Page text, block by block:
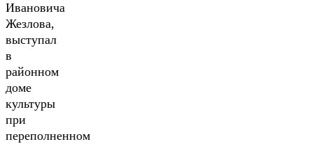
Ивановича
Жезлова,
выступал
в
районном
доме
культуры
при
переполненном